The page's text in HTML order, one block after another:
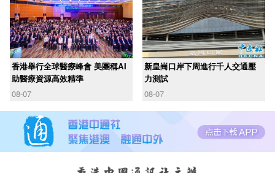
香港舉行全球醫療峰會 美團稱AI
助醫療資源高效精準
08-07
新皇崗口岸下周進行千人交通壓
力測試
08-07